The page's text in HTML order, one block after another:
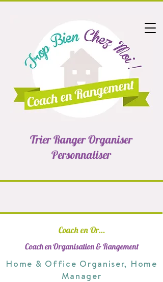
Trier Ranger Organiser
Personnaliser
Coach en Or…
Coach en Organisation & Rangement
Home & Office Organiser, Home
Manager